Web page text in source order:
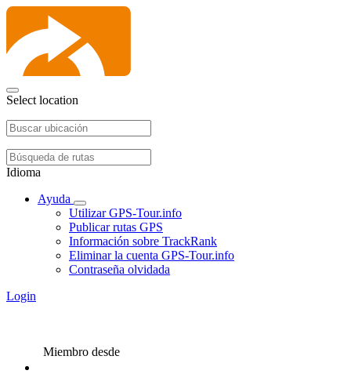
Select location
Idioma
Ayuda
Utilizar GPS-Tour.info
Publicar rutas GPS
Información sobre TrackRank
Eliminar la cuenta GPS-Tour.info
Contraseña olvidada
Login
Miembro desde